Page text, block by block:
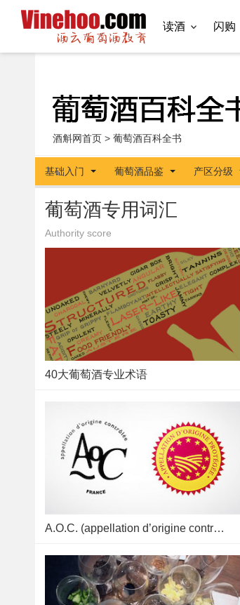
读酒 闪购
酒斛网首页 > 葡萄酒百科全书
基础入门 葡萄酒品鉴 产区分级
葡萄酒专用词汇
Authority score
40大葡萄酒专业术语
A.O.C. (appellation d’origine controlée) - 原产地命名